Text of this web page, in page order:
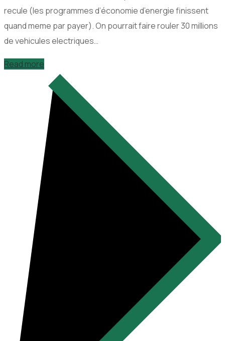
recule (les programmes d’économie d’energie finissent
quand meme par payer). On pourrait faire rouler 30 millions
de vehicules electriques…
Read more